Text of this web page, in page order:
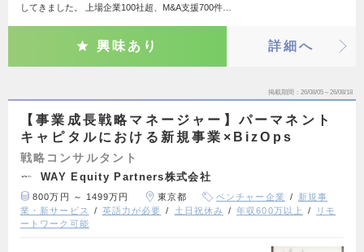
してきました。 上場企業100社超、M&A支援700件…
興味あり 詳細へ
掲載期間 26/08/05～26/08/18
【事業成長戦略マネージャー】パーマネント
キャピタルにおける新規事業×BizOps
戦略コンサルタント
WAY Equity Partners株式会社
800万円 ～ 1499万円 東京都 ベンチャー企業
新規事
業・新サービス
英語力が必要 土日祝休み 年収600万以上
リモ
ートワーク可能